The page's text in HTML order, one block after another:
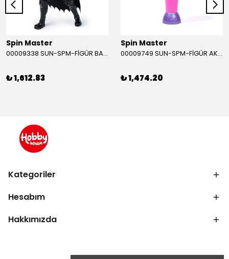
Spin Master
00009338 SUN-SPM-FİGÜR BATMAN NİNJA STRIKE 30 CM. EXC.
₺ 1,612.83
Spin Master
00009749 SUN-SPM-FİGÜR AKS. DORA MİKROFON YAĞMUR ORMANI RİTMİ (DORA) SESLİ
₺ 1,474.20
Kategoriler
Hesabım
Hakkımızda